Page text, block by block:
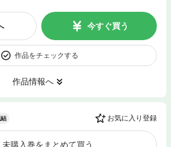
今すぐ買う
作品をチェックする
作品情報へ
お気に入り登録
未購入巻をまとめて買う